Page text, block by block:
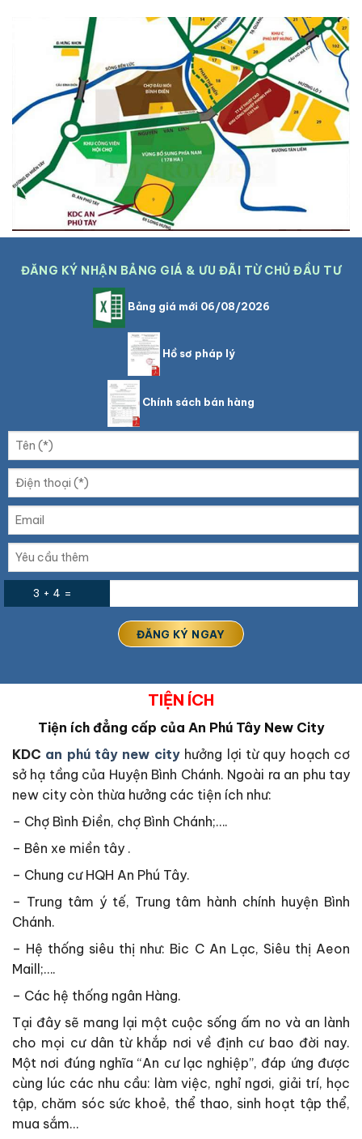
ĐĂNG KÝ NHẬN BẢNG GIÁ & ƯU ĐÃI TỪ CHỦ ĐẦU TƯ
Bảng giá mới 06/08/2026
Hồ sơ pháp lý
Chính sách bán hàng
3 + 4 =
TIỆN ÍCH
Tiện ích đẳng cấp của An Phú Tây New City
KDC an phú tây new cityhưởng lợi từ quy hoạch cơ
sở hạ tầng của Huyện Bình Chánh. Ngoài ra an phu tay
new city còn thừa hưởng các tiện ích như:
– Chợ Bình Điền, chợ Bình Chánh;….
– Bên xe miền tây .
– Chung cư HQH An Phú Tây.
– Trung tâm ý tế, Trung tâm hành chính huyện Bình
Chánh.
– Hệ thống siêu thị như: Bic C An Lạc, Siêu thị Aeon
Maill;….
– Các hệ thống ngân Hàng.
Tại đây sẽ mang lại một cuộc sống ấm no và an lành
cho mọi cư dân từ khắp nơi về định cư bao đời nay.
Một nơi đúng nghĩa “An cư lạc nghiệp”, đáp ứng được
cùng lúc các nhu cầu: làm việc, nghỉ ngơi, giải trí, học
tập, chăm sóc sức khoẻ, thể thao, sinh hoạt tập thể,
mua sắm…